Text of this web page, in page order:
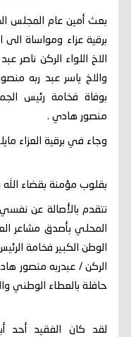
بعث أمين عام المجلس
برقية عزاء ومواساة
الاخ اللواء الركن ناصر
والاخ ياسر عبد ربه
بوفاة فخامة رئيس
منصور هادي .
وجاء في برقية العزاء
بقلوب مؤمنة بقضاء الله
نتقدم بالأصالة عن
المحلي بأصدق مشاعر
الوطن الكبير فخامة
الركن / عبدربه منصور
حافلة بالعطاء الوطني
لقد كان الفقيد أحد